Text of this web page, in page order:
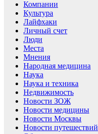
Компании
Культура
Лайфхаки
Личный счет
Люди
Места
Мнения
Народная медицина
Наука
Наука и техника
Недвижимость
Новости ЗОЖ
Новости медицины
Новости Москвы
Новости путешествий